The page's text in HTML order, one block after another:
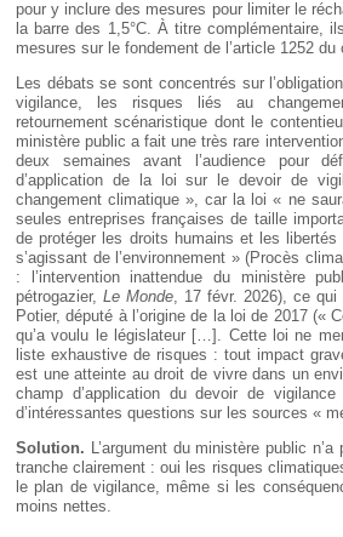
pour y inclure des mesures pour limiter le
la barre des 1,5°C. À titre complémentaire,
mesures sur le fondement de l’article 1252 du
Les débats se sont concentrés sur
vigilance, les risques liés au
retournement scénaristique dont le
ministère public a fait une très rare
deux semaines avant l’audience pour
d’application de la loi sur le devoir de
changement climatique », car la loi « ne
seules entreprises françaises de taille
de protéger les droits humains et les
s’agissant de l’environnement » (Procès
: l’intervention inattendue du ministère
pétrogazier, Le Monde, 17 févr. 2026), ce qui
Potier, député à l’origine de la loi de 2017 («
qu’a voulu le législateur […]. Cette loi ne
liste exhaustive de risques : tout impact
est une atteinte au droit de vivre dans un
champ d’application du devoir de vigilance
d’intéressantes questions sur les sources «
Solution. L’argument du ministère public
tranche clairement : oui les risques
le plan de vigilance, même si les
moins nettes.